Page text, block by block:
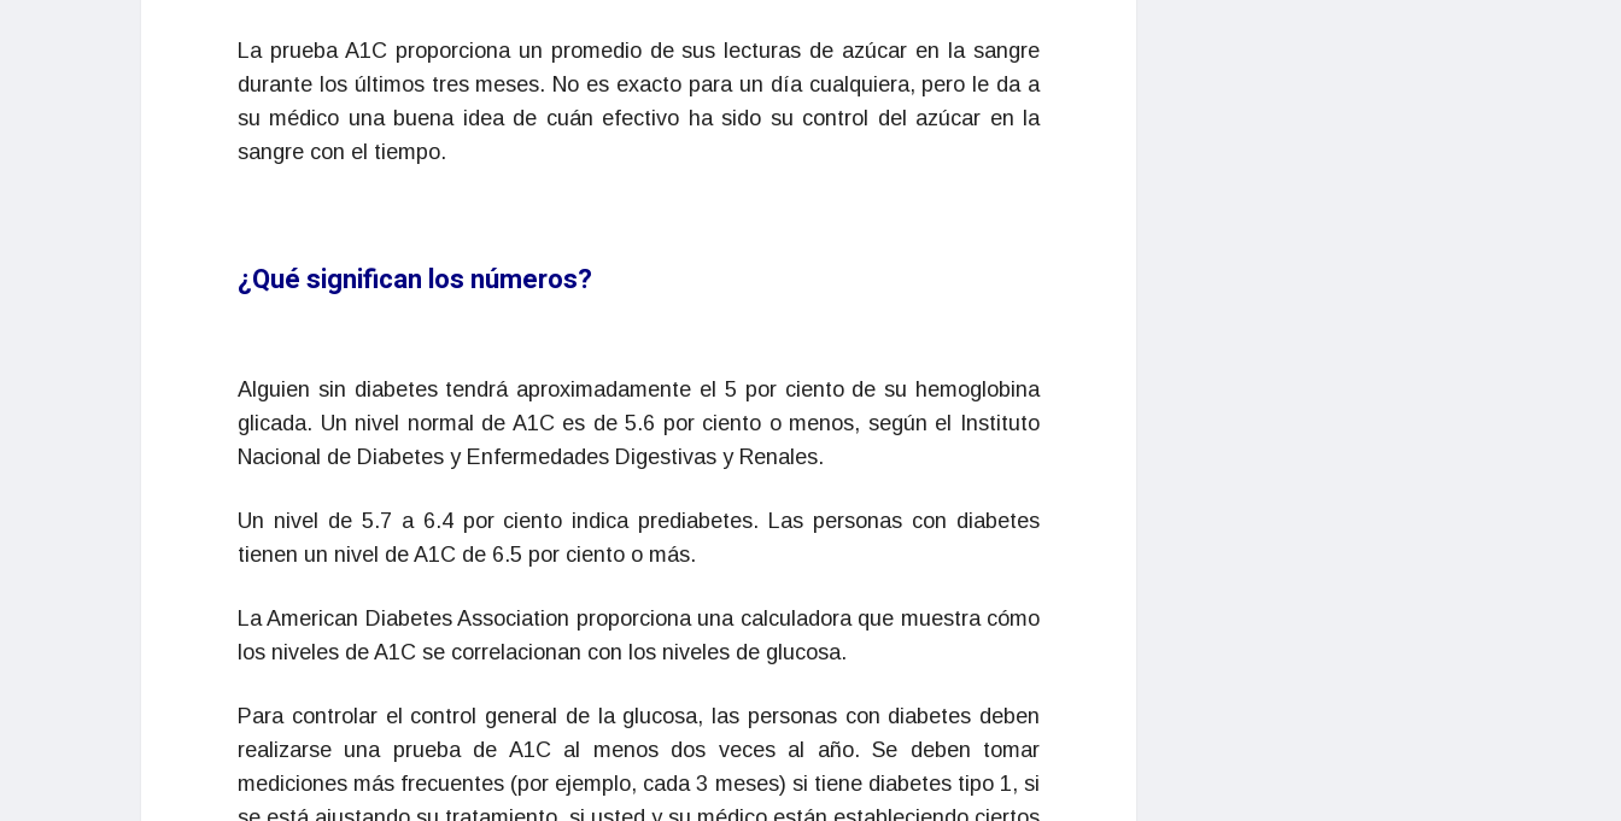
La prueba A1C proporciona un promedio de sus lecturas de azúcar en la sangre
durante los últimos tres meses. No es exacto para un día cualquiera, pero le da a
su médico una buena idea de cuán efectivo ha sido su control del azúcar en la
sangre con el tiempo.
¿Qué significan los números?
Alguien sin diabetes tendrá aproximadamente el 5 por ciento de su hemoglobina
glicada. Un nivel normal de A1C es de 5.6 por ciento o menos, según el Instituto
Nacional de Diabetes y Enfermedades Digestivas y Renales.
Un nivel de 5.7 a 6.4 por ciento indica prediabetes. Las personas con diabetes
tienen un nivel de A1C de 6.5 por ciento o más.
La American Diabetes Association proporciona una calculadora que muestra cómo
los niveles de A1C se correlacionan con los niveles de glucosa.
Para controlar el control general de la glucosa, las personas con diabetes deben
realizarse una prueba de A1C al menos dos veces al año. Se deben tomar
mediciones más frecuentes (por ejemplo, cada 3 meses) si tiene diabetes tipo 1, si